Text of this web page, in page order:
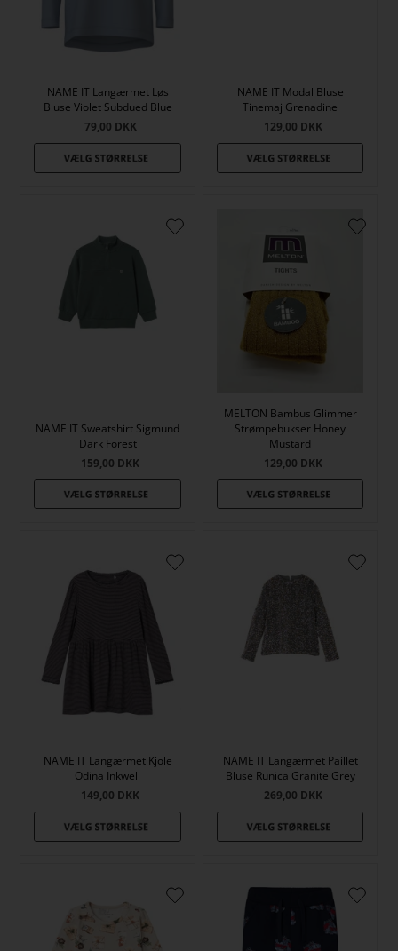
NAME IT Langærmet Løs
Bluse Violet Subdued Blue
79,00 DKK
NAME IT Modal Bluse
Tinemaj Grenadine
129,00 DKK
NAME IT Sweatshirt Sigmund
Dark Forest
159,00 DKK
MELTON Bambus Glimmer
Strømpebukser Honey
Mustard
129,00 DKK
NAME IT Langærmet Kjole
Odina Inkwell
149,00 DKK
NAME IT Langærmet Paillet
Bluse Runica Granite Grey
269,00 DKK